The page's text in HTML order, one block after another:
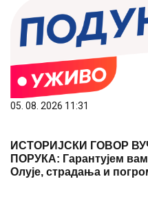
05. 08. 2026 11:31
ИСТОРИЈСКИ ГОВОР
ПОРУКА: Гарантујем
Олује, страдања и